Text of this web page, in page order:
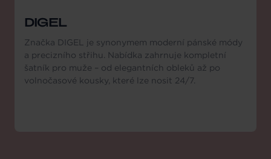
DIGEL
Značka DIGEL je synonymem moderní pánské módy
a precizního střihu. Nabídka zahrnuje kompletní
šatník pro muže – od elegantních obleků až po
volnočasové kousky, které lze nosit 24/7.